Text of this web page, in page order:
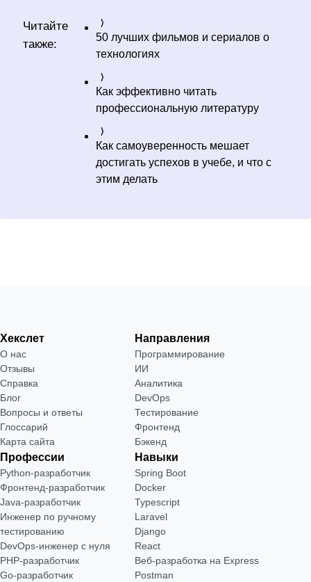
Читайте
также:
50 лучших фильмов и сериалов о
технологиях
Как эффективно читать
профессиональную литературу
Как самоуверенность мешает
достигать успехов в учебе, и что с
этим делать
Хекслет
О нас
Отзывы
Справка
Блог
Вопросы и ответы
Глоссарий
Карта сайта
Направления
Программирование
ИИ
Аналитика
DevOps
Тестирование
Фронтенд
Бэкенд
Профессии
Python-разработчик
Фронтенд-разработчик
Java-разработчик
Инженер по ручному
тестированию
DevOps-инженер с нуля
РНР-разработчик
Go-разработчик
Навыки
Spring Boot
Docker
Typescript
Laravel
Django
React
Веб-разработка на Express
Postman